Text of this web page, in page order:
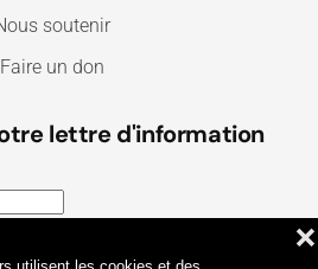
❌
soutenir
Faire un don
lettre d'information